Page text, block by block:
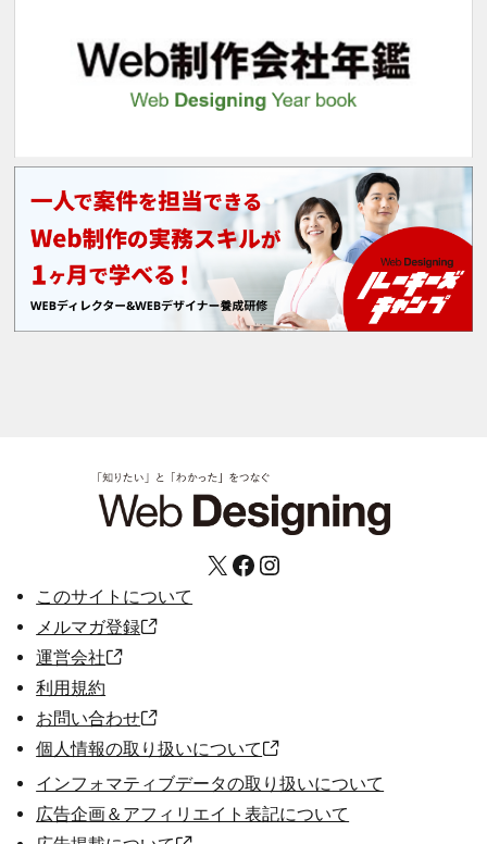
X Facebook Instagram
このサイトについて
メルマガ登録
運営会社
利用規約
お問い合わせ
個人情報の取り扱いについて
インフォマティブデータの取り扱いについて
広告企画＆アフィリエイト表記について